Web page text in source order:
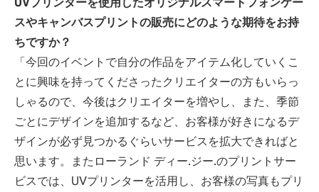
スやキャンバスプリントの販売にどのような期待をお持
ちですか？
「今回のイベントで自分の作品をアイテム化していくこ
とに興味を持ってくださったクリエイターの方もいらっ
しゃるので、今後はクリエイターを増やし、また、季節
ごとにデザインを追加するなど、お客様が好きになるデ
ザインが必ず見つかるぐらいサービスを拡大できればと
思います。またローランド ディー.ジー.のプリントサー
ビスでは、UVプリンターを活用し、お客様の写真もプリ